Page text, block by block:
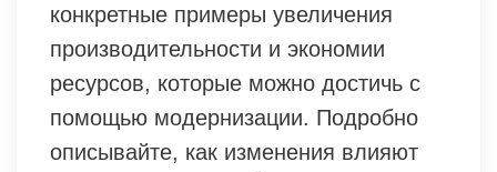
конкретные примеры увеличения
производительности и экономии
ресурсов, которые можно достичь с
помощью модернизации. Подробно
описывайте, как изменения влияют